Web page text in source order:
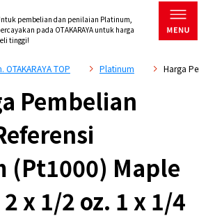
pembelian dan penilaian Platinum,
pada OTAKARAYA untuk harga
tinggi!
TOP Platinum Harga
Pembelian
(Pt1000) Maple
x 1/2 oz. 1 x 1/4